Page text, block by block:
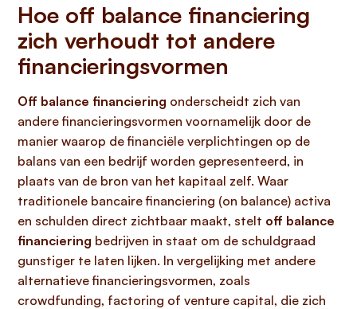
Hoe off balance financiering
zich verhoudt tot andere
financieringsvormen
Off balance financiering onderscheidt zich van
andere financieringsvormen voornamelijk door de
manier waarop de financiële verplichtingen op de
balans van een bedrijf worden gepresenteerd, in
plaats van de bron van het kapitaal zelf. Waar
traditionele bancaire financiering (on balance) activa
en schulden direct zichtbaar maakt, stelt off balance
financiering bedrijven in staat om de schuldgraad
gunstiger te laten lijken. In vergelijking met andere
alternatieve financieringsvormen, zoals
crowdfunding, factoring of venture capital, die zich